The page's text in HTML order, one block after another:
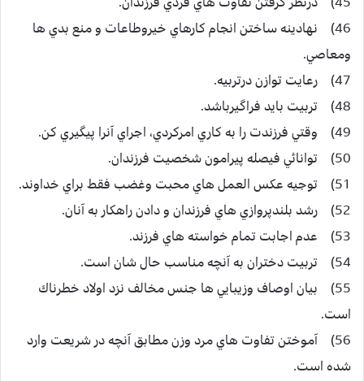
46) نهادينه ساختن انجام كارهاي خيروطاعات و منع بدي ها
ومعاصي.
47) رعايت توازن درتربيه.
48) تربيت بايد فراگيرباشد.
49) وقتي فرزندت را به كاري امركردي، اجراي آنرا پيگيري كن.
50) توانائي فيصله پيرامون شخصيت فرزندان.
51) توجيه عكس العمل هاي محبت وغضب فقط براي خداوند.
52) رشد بلندپروازي هاي فرزندان و دادن راهكار به آنان.
53) عدم اجابت تمام خواسته هاي فرزند.
54) تربيت دختران به آنچه مناسب حال شان است.
55) بيان اوصاف وزيبايي ها جنس مخالف نزد اولاد خطرناك
است.
56) آموختن تفاوت هاي مرد وزن مطابق آنچه در شريعت وارد
شده است.